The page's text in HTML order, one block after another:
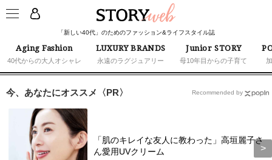
「新しい40代」のためのファッション&ライフスタイル誌
Aging Fashion
40代からの大人オシャレ
LUXURY BRANDS
永遠のラグジュアリー
Junior STORY
母10年目からの子育て
今、あなたにオススメ〈PR〉
「肌のキレイな友人に教わった」高垣麗子さ
ん愛用UVクリーム
Recommended by